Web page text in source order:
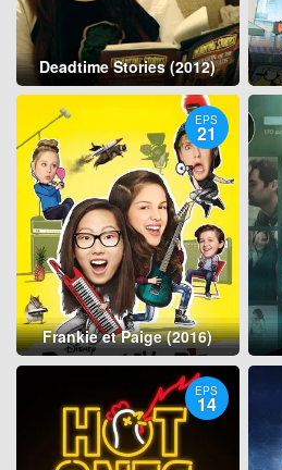
Deadtime Stories (2012)
EPS
21
Frankie et Paige (2016)
EPS
14